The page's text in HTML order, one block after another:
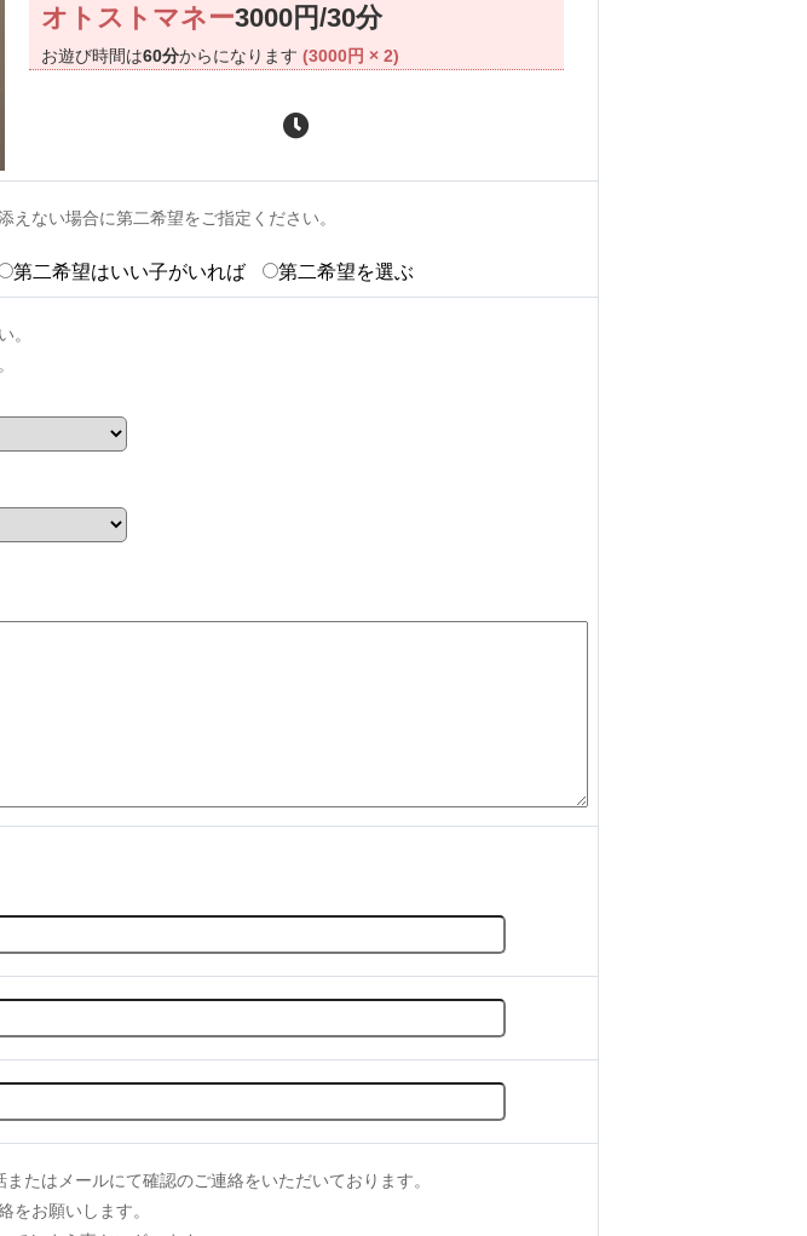
オトストマネー3000円/30分
お遊び時間は60分からになります (3000円 × 2)
ない場合に第二希望をご指定ください。
第二希望はいい子がいれば 第二希望を選ぶ
。
たはメールにて確認のご連絡をいただいております。
お願いします。